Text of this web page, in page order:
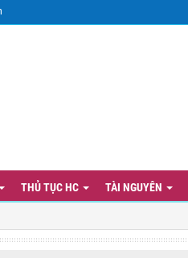
THỦ TỤC HC TÀI NGUYÊN